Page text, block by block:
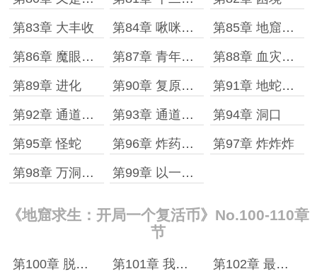
第83章 大丰收 第84章 啾咪进化? 第85章 地窟外来人?
第86章 魔眼的来历? 第87章 青年的锦囊 第88章 血灾结束
第89章 进化 第90章 复原胶,新征程 第91章 地蛇之穴
第92章 通道商议 第93章 通道危机 第94章 洞口
第95章 怪蛇 第96章 炸药布局 第97章 炸炸炸
第98章 万洞从中取一洞 第99章 以一敌百
《地窟求生：开局一个复活币》No.100-110章
节
第100章 脱困又进坑 第101章 我的屁股! 第102章 最后boss